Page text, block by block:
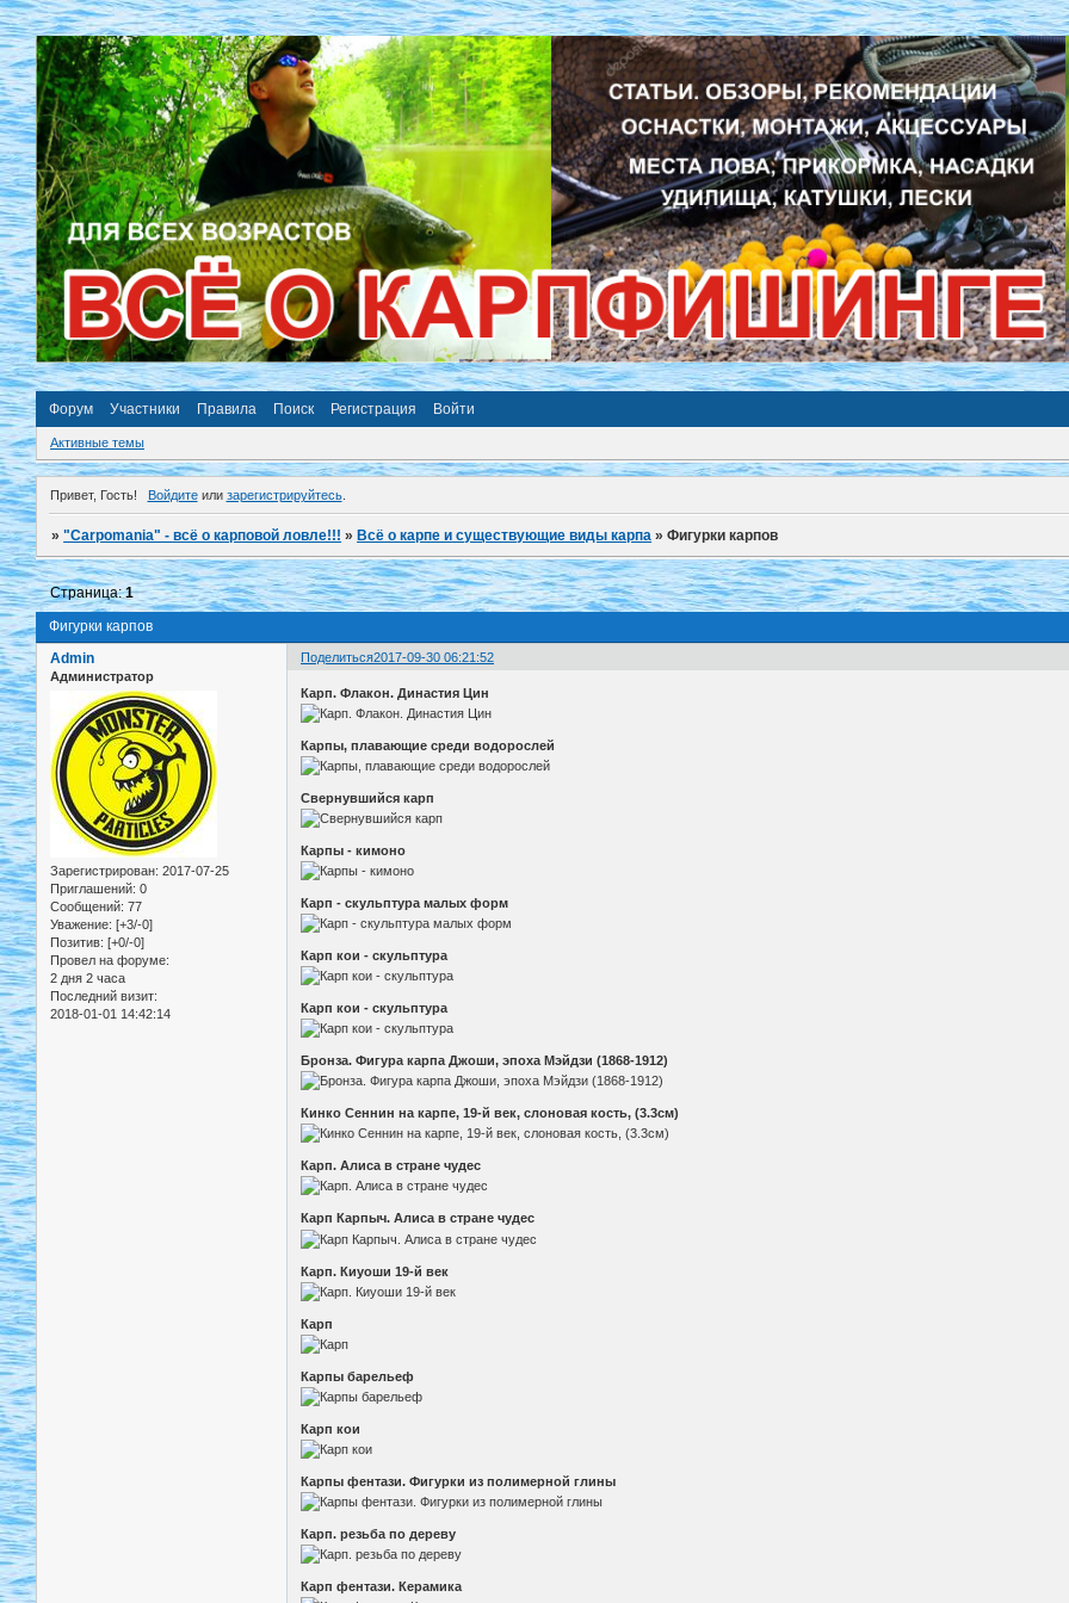
Форум Участники Правила Поиск Регистрация Войти
Активные темы
Привет, Гость! Войдитеили зарегистрируйтесь.
»"Carpomania" - всё о карповой ловле!!! »Всё о карпе и существующие виды карпа »Фигурки карпов
Фигурки карпов
Страница:1
Поделиться2017-09-30 06:21:52
Admin
Администратор
Зарегистрирован: 2017-07-25
Приглашений: 0
Сообщений: 77
Уважение: [+3/-0]
Позитив: [+0/-0]
Провел на форуме:
2 дня 2 часа
Последний визит:
2018-01-01 14:42:14
Карп. Флакон. Династия Цин
Карпы, плавающие среди водорослей
Свернувшийся карп
Карпы - кимоно
Карп - скульптура малых форм
Карп кои - скульптура
Карп кои - скульптура
Бронза. Фигура карпа Джоши, эпоха Мэйдзи (1868-1912)
Кинко Сеннин на карпе, 19-й век, слоновая кость, (3.3см)
Карп. Алиса в стране чудес
Карп Карпыч. Алиса в стране чудес
Карп. Киуоши 19-й век
Карп
Карпы барельеф
Карп кои
Карпы фентази. Фигурки из полимерной глины
Карп. резьба по дереву
Карп фентази. Керамика